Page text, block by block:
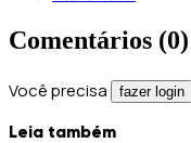
Comentários (0)
Você precisa fazer login
Leia também